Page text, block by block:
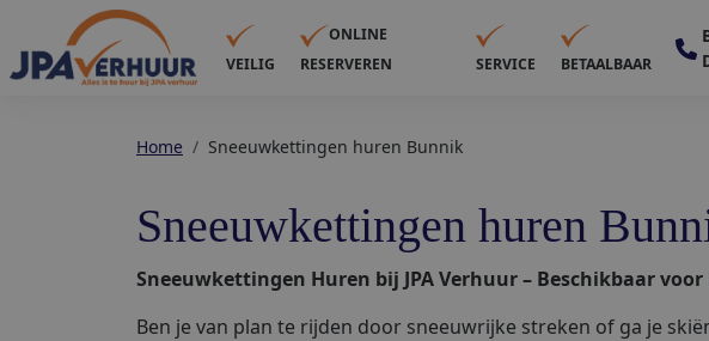
VEILIG
ONLINE
RESERVEREN
SERVICE BETAALBAAR
Home Sneeuwkettingen huren Bunnik
Sneeuwkettingen huren
Sneeuwkettingen Huren bij JPA Verhuur – Beschikbaar
Ben je van plan te rijden door sneeuwrijke streken of ga je